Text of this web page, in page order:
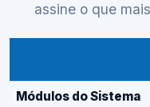
assine o que
Módulos do Sistema